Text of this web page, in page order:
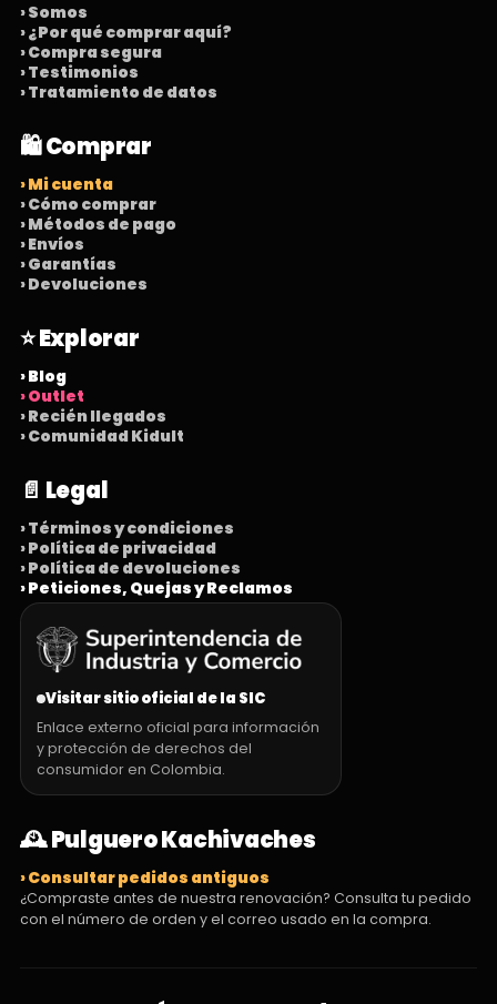
› Somos
› ¿Por qué comprar aquí?
› Compra segura
› Testimonios
› Tratamiento de datos
🛍️ Comprar
› Mi cuenta
› Cómo comprar
› Métodos de pago
› Envíos
› Garantías
› Devoluciones
⭐ Explorar
› Blog
› Outlet
› Recién llegados
› Comunidad Kidult
📄 Legal
› Términos y condiciones
› Política de privacidad
› Política de devoluciones
› Peticiones, Quejas y Reclamos
Visitar sitio oficial de la SIC
Enlace externo oficial para información
y protección de derechos del
consumidor en Colombia.
🕰️ Pulguero Kachivaches
› Consultar pedidos antiguos
¿Compraste antes de nuestra renovación? Consulta tu pedido
con el número de orden y el correo usado en la compra.